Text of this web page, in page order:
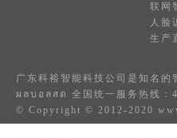
联网
人脸
生产
广东科裕智能科技公司是知名的
ผลบอลสด 全国统一服务热线
© Copyright © 2012-2020